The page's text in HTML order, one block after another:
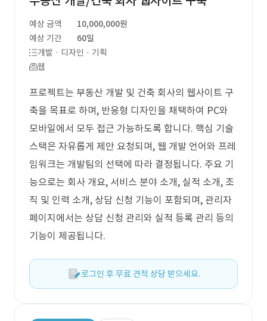
예상 금액
10,000,000원
예상 기간
60일
개발 · 디자인 · 기획
웹
프로젝트는 부동산 개발 및 건축 회사의 웹사이트 구
축을 목표로 하며, 반응형 디자인을 채택하여 PC와
모바일에서 모두 접근 가능하도록 합니다. 핵심 기술
스택은 자유롭게 제안 요청되며, 웹 개발 언어와 프레
임워크는 개발팀의 선택에 따라 결정됩니다. 주요 기
능으로는 회사 개요, 서비스 분야 소개, 실적 소개, 조
직 및 인력 소개, 상담 신청 기능이 포함되며, 관리자
페이지에서는 상담 신청 관리와 실적 등록 관리 등의
기능이 제공됩니다.
로그인 후 무료 견적 상담 받으세요.